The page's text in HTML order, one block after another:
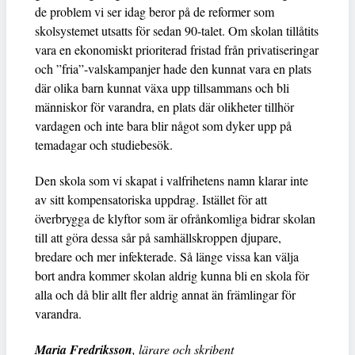
de problem vi ser idag beror på de reformer som
skolsystemet utsatts för sedan 90-talet. Om skolan tillåtits
vara en ekonomiskt prioriterad fristad från privatiseringar
och ”fria”-valskampanjer hade den kunnat vara en plats
där olika barn kunnat växa upp tillsammans och bli
människor för varandra, en plats där olikheter tillhör
vardagen och inte bara blir något som dyker upp på
temadagar och studiebesök.
Den skola som vi skapat i valfrihetens namn klarar inte
av sitt kompensatoriska uppdrag. Istället för att
överbrygga de klyftor som är ofrånkomliga bidrar skolan
till att göra dessa sår på samhällskroppen djupare,
bredare och mer infekterade. Så länge vissa kan välja
bort andra kommer skolan aldrig kunna bli en skola för
alla och då blir allt fler aldrig annat än främlingar för
varandra.
Maria Fredriksson, lärare och skribent